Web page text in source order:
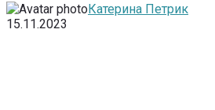
Катерина Петрик
15.11.2023